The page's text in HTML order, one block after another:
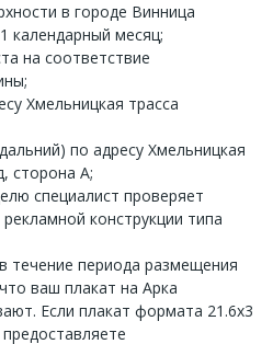
в городе Винница
календарный месяц;
на соответствие
Хмельницкая трасса
по адресу Хмельницкая
сторона А;
специалист проверяет
конструкции типа
течение периода размещения
ваш плакат на Арка
Если плакат формата 21.6х3